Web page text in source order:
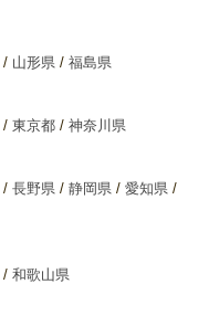
山形県 福島県
東京都 神奈川県
長野県 静岡県
愛知県
和歌山県